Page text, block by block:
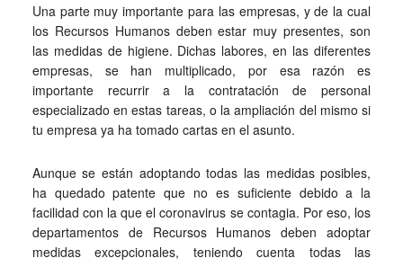
Una parte muy importante para las empresas, y de la cual
los Recursos Humanos deben estar muy presentes, son
las medidas de higiene. Dichas labores, en las diferentes
empresas, se han multiplicado, por esa razón es
importante recurrir a la contratación de personal
especializado en estas tareas, o la ampliación del mismo si
tu empresa ya ha tomado cartas en el asunto.
Aunque se están adoptando todas las medidas posibles,
ha quedado patente que no es suficiente debido a la
facilidad con la que el coronavirus se contagia. Por eso, los
departamentos de Recursos Humanos deben adoptar
medidas excepcionales, teniendo cuenta todas las